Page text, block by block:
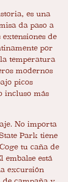
es una
da paso a
de
por
temperatura
modernos
picos
incluso más
No importa
Park tiene
tu caña de
embalse está
excursión